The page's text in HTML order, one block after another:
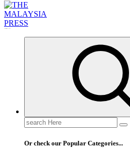
Search
for:
Or check our Popular Categories...